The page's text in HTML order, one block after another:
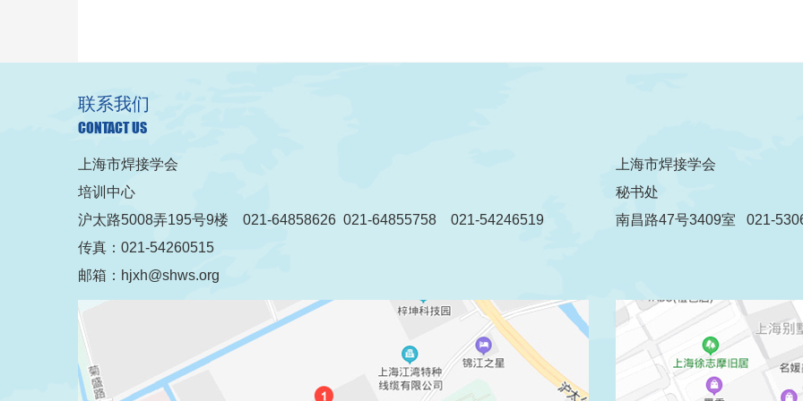
联系我们
CONTACT US
上海市焊接学会
培训中心
沪太路5008弄195号9楼 021-64858626 021-64855758 021-54246519
传真：021-54260515
邮箱：hjxh@shws.org
上海市焊接学会
秘书处
南昌路47号3409室 021-